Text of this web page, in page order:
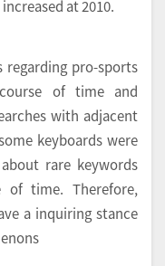
at 2010.
regarding pro-sports
of time and
with adjacent
keyboards were
rare keywords
of time. Therefore,
a inquiring stance